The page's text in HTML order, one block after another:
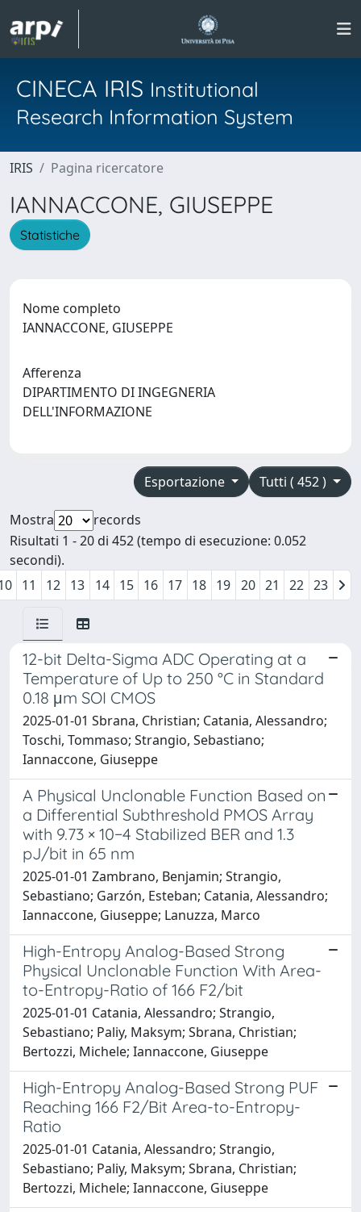
CINECA IRIS Institutional
Research Information System
IRIS Pagina ricercatore
IANNACCONE, GIUSEPPE
Statistiche
Nome completo
IANNACCONE, GIUSEPPE
Afferenza
DIPARTIMENTO DI INGEGNERIA
DELL'INFORMAZIONE
Tutti ( 452 )
Esportazione
Mostra
records
Risultati 1 - 20 di 452 (tempo di esecuzione: 0.052
secondi).
11 12 13 14 15 16 17 18 19 20 21 22 23
12-bit Delta-Sigma ADC Operating at a
Temperature of Up to 250 °C in Standard
0.18 μm SOI CMOS
2025-01-01 Sbrana, Christian; Catania, Alessandro;
Toschi, Tommaso; Strangio, Sebastiano;
Iannaccone, Giuseppe
A Physical Unclonable Function Based on
a Differential Subthreshold PMOS Array
with 9.73 × 10−4 Stabilized BER and 1.3
pJ/bit in 65 nm
2025-01-01 Zambrano, Benjamin; Strangio,
Sebastiano; Garzón, Esteban; Catania, Alessandro;
Iannaccone, Giuseppe; Lanuzza, Marco
High-Entropy Analog-Based Strong
Physical Unclonable Function With Area-
to-Entropy-Ratio of 166 F2/bit
2025-01-01 Catania, Alessandro; Strangio,
Sebastiano; Paliy, Maksym; Sbrana, Christian;
Bertozzi, Michele; Iannaccone, Giuseppe
High-Entropy Analog-Based Strong PUF
Reaching 166 F2/Bit Area-to-Entropy-
Ratio
2025-01-01 Catania, Alessandro; Strangio,
Sebastiano; Paliy, Maksym; Sbrana, Christian;
Bertozzi, Michele; Iannaccone, Giuseppe